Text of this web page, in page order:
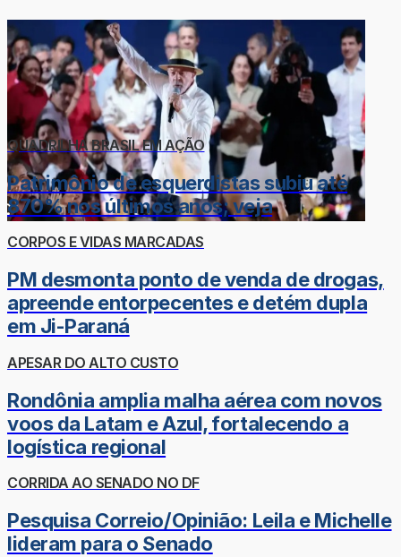
QUADRILHA BRASIL EM AÇÃO
Patrimônio de esquerdistas subiu até
870% nos últimos anos; veja
CORPOS E VIDAS MARCADAS
PM desmonta ponto de venda de drogas,
apreende entorpecentes e detém dupla
em Ji-Paraná
APESAR DO ALTO CUSTO
Rondônia amplia malha aérea com novos
voos da Latam e Azul, fortalecendo a
logística regional
CORRIDA AO SENADO NO DF
Pesquisa Correio/Opinião: Leila e Michelle
lideram para o Senado